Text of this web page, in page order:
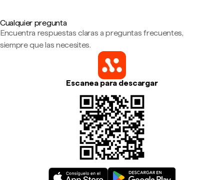
Cualquier pregunta
Encuentra respuestas claras a preguntas frecuentes,
siempre que las necesites.
Escanea para descargar